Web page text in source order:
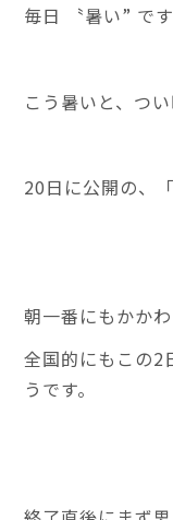
毎日 〝暑い” です
こう暑いと、つ
20日に公開の、
朝一番にもかかわ
全国的にもこの2
うです。